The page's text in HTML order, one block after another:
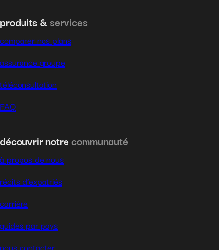
produits & services
comparer nos plans
assurance groupe
téléconsultation
FAQ
découvrir notrecommunauté
à propos de nous
récits d’expatriés
carrière
guides par pays
nous contacter